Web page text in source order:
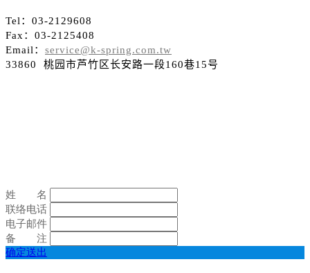
Tel：03-2129608
Fax：03-2125408
Email： service@k-spring.com.tw
33860 桃园市芦竹区长安路一段160巷15号
姓 名
联络电话
电子邮件
备 注
确定送出